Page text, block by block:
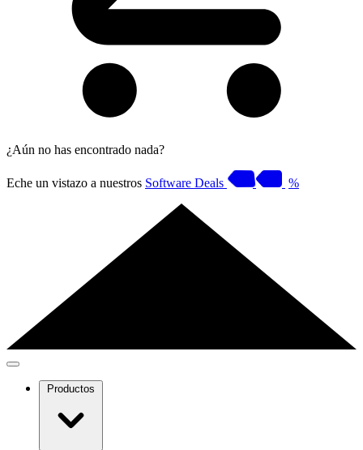
¿Aún no has encontrado nada?
Eche un vistazo a nuestros Software Deals %
Productos